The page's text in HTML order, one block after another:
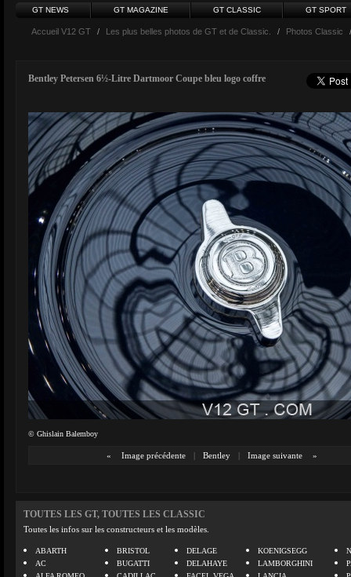
GT NEWS GT MAGAZINE GT CLASSIC GT SPORT
Accueil V12 GT / Les plus belles photos de GT et de Classic. / Photos Classic
Bentley Petersen 6½-Litre Dartmoor Coupe bleu logo coffre
© Ghislain Balemboy
« Image précédente | Bentley | Image suivante »
TOUTES LES GT, TOUTES LES CLASSIC
Toutes les infos sur les constructeurs et les modèles.
ABARTH
AC
BRISTOL
BUGATTI
DELAGE
DELAHAYE
KOENIGSEGG
LAMBORGHINI